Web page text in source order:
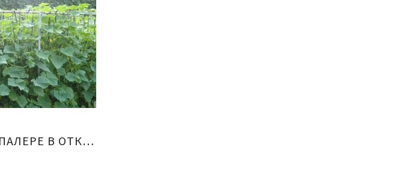
ОГУРЦЫ НА ШПАЛЕРЕ В ОТКРЫТОМ ГРУНТЕ